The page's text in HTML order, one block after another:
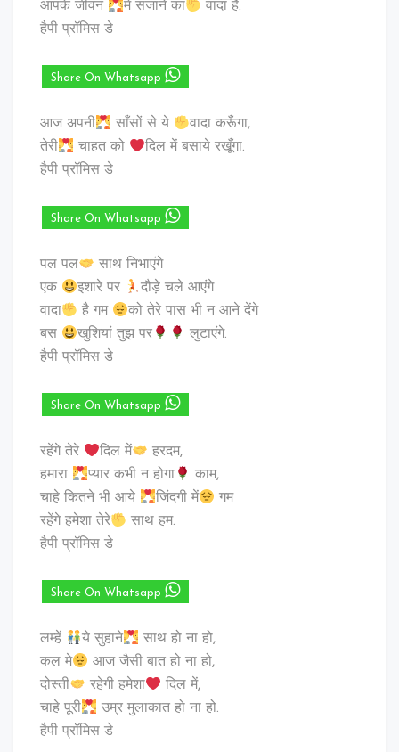
आपके जीवन
में सजाने का
वादा है.
हैपी प्रॉमिस डे
Share On Whatsapp
आज अपनी साँसों से ये
वादा करूँगा,
तेरी
चाहत को
दिल में बसाये रखूँगा.
हैपी प्रॉमिस डे
Share On Whatsapp
पल पल
साथ निभाएंगे
एक
इशारे पर
दौड़े चले आएंगे
वादा
है गम
को तेरे पास भी न आने देंगे
बस
खुशियां तुझ पर
लुटाएंगे.
हैपी प्रॉमिस डे
Share On Whatsapp
रहेंगे तेरे दिल में
हरदम,
हमारा
प्यार कभी न होगा
काम,
चाहे कितने भी आये
जिंदगी में
गम
रहेंगे हमेशा तेरे
साथ हम.
हैपी प्रॉमिस डे
Share On Whatsapp
लम्हें ये सुहाने
साथ हो ना हो,
कल मे
आज जैसी बात हो ना हो,
दोस्ती
रहेगी हमेशा
दिल में,
चाहे पूरी
उम्र मुलाकात हो ना हो.
हैपी प्रॉमिस डे